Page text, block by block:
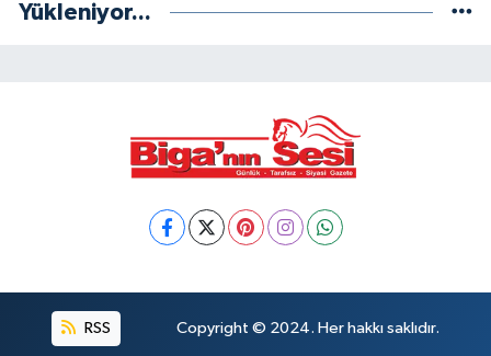
Yükleniyor...
RSS Copyright © 2024. Her hakkı saklıdır.